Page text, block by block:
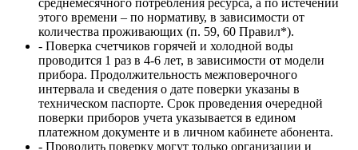
этого времени – по нормативу, в зависимости от
количества проживающих (п. 59, 60 Правил*).
- Поверка счетчиков горячей и холодной воды
проводится 1 раз в 4-6 лет, в зависимости от модели
прибора. Продолжительность межповерочного
интервала и сведения о дате поверки указаны в
техническом паспорте. Срок проведения очередной
поверки приборов учета указывается в едином
платежном документе и в личном кабинете абонента.
- Проводить поверку могут только организации и